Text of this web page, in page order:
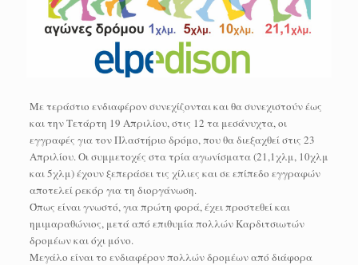
Με τεράστιο ενδιαφέρον συνεχίζονται και θα συνεχιστούν έως
και την Τετάρτη 19 Απριλίου, στις 12 τα μεσάνυχτα, οι
εγγραφές για τον Πλαστήριο δρόμο, που θα διεξαχθεί στις 23
Απριλίου. Οι συμμετοχές στα τρία αγωνίσματα (21,1χλμ, 10χλμ
και 5χλμ) έχουν ξεπεράσει τις χίλιες και σε επίπεδο εγγραφών
αποτελεί ρεκόρ για τη διοργάνωση.
Όπως είναι γνωστό, για πρώτη φορά, έχει προστεθεί και
ημιμαραθώνιος, μετά από επιθυμία πολλών Καρδιτσιωτών
δρομέων και όχι μόνο.
Μεγάλο είναι το ενδιαφέρον πολλών δρομέων από διάφορα